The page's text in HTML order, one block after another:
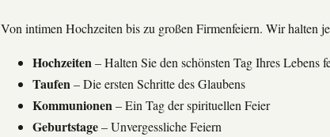
Von intimen Hochzeiten bis zu großen Firmenfeiern. Wir halten
Hochzeiten– Halten Sie den schönsten Tag Ihres Lebens
Taufen– Die ersten Schritte des Glaubens
Kommunionen– Ein Tag der spirituellen Feier
Geburtstage– Unvergessliche Feiern